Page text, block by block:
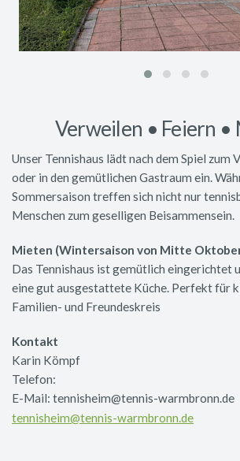
Verweilen • Feiern •
Unser Tennishaus lädt nach dem Spiel zum
oder in den gemütlichen Gastraum ein.
Sommersaison treffen sich nicht nur
Menschen zum geselligen Beisammensein.
Mieten (Wintersaison von Mitte
Das Tennishaus ist gemütlich eingerichtet
eine gut ausgestattete Küche. Perfekt für
Familien- und Freundeskreis
Kontakt
Karin Kömpf
Telefon:
E-Mail: tennisheim@tennis-warmbronn.de
tennisheim@tennis-warmbronn.de